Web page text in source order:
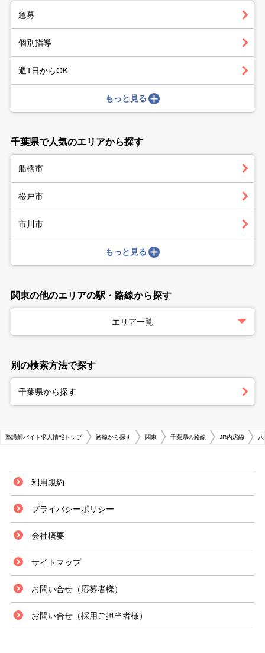
急募
個別指導
週1日からOK
もっと見る
千葉県で人気のエリアから探す
船橋市
松戸市
市川市
もっと見る
関東の他のエリアの駅・路線から探す
エリア一覧
別の検索方法で探す
千葉県から探す
塾講師バイト求人情報トップ 路線から探す 関東 千葉県の路線 JR内房線
利用規約
プライバシーポリシー
会社概要
サイトマップ
お問い合せ（応募者様）
お問い合せ（採用ご担当者様）